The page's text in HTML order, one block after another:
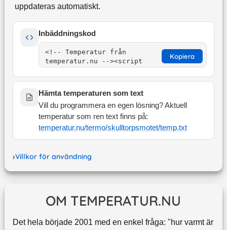
uppdateras automatiskt.
Inbäddningskod
Kopiera
Hämta temperaturen som text
Vill du programmera en egen lösning? Aktuell
temperatur som ren text finns på:
temperatur.nu/termo/skulltorpsmotet/temp.txt
Villkor för användning
OM TEMPERATUR.NU
Det hela började 2001 med en enkel fråga: "hur varmt är